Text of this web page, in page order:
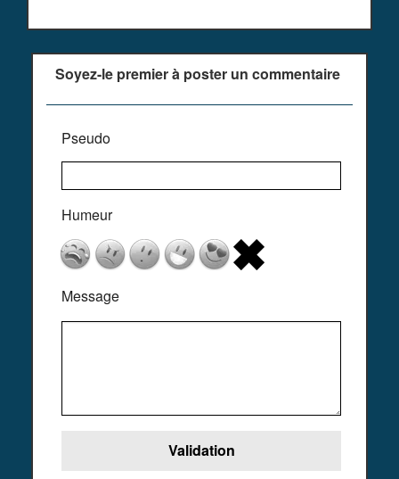
Soyez-le premier à poster un commentaire
Pseudo
Humeur
Message